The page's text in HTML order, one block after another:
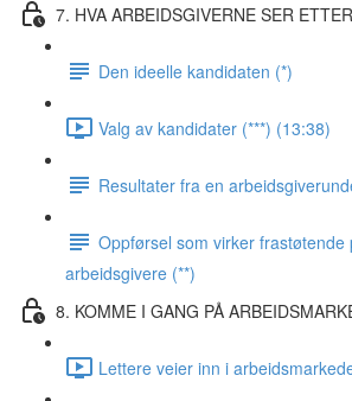
7. HVA ARBEIDSGIVERNE SER ETTER
Den ideelle kandidaten (*)
Valg av kandidater (***) (13:38)
Resultater fra en
Oppførsel som virker frastøtende
arbeidsgivere (**)
8. KOMME I GANG PÅ
Lettere veier inn i